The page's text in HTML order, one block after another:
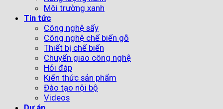
Môi trường xanh
Tin tức
Công nghệ sấy
Công nghệ chế biến gỗ
Thiết bị chế biến
Chuyển giao công nghệ
Hỏi đáp
Kiến thức sản phẩm
Đào tạo nội bộ
Videos